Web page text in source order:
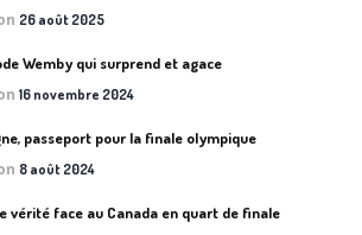
26 août 2025
Wemby qui surprend et agace
16 novembre 2024
passeport pour la finale olympique
8 août 2024
vérité face au Canada en quart de finale